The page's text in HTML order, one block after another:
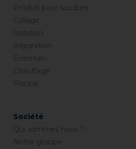
Produit pour soudure
Collage
Isolation
Réparation
Entretien
Chauffage
Piscine
Société
Qui sommes nous ?
Notre groupe